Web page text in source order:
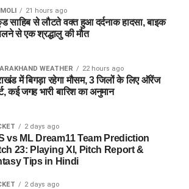
छात्रों की मांगों के बीच आए इस फैसले को लेकर
भी सामने आने लगी हैं।
21 hours ago
साहिब से लौटते वक्त हुआ दर्दनाक हादसा, बाइक
से एक श्रद्धालु की मौत
WEATHER 22 hours ago
में बिगड़ा रहेगा मौसम, 3 जिलों के लिए ऑरेंज
कई जगह भारी बारिश का अनुमान
2 days ago
vs ML Dream11 Team Prediction
23: Playing XI, Pitch Report &
Tips in Hindi
2 days ago